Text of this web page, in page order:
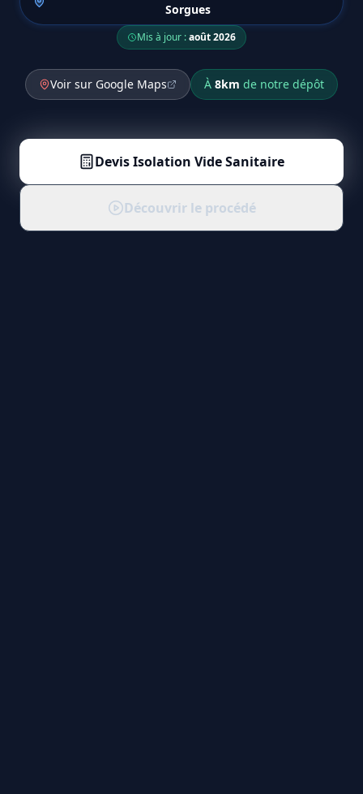
Sorgues
Mis à jour :août 2026
Voir sur Google Maps À 8km de notre dépôt
DevisIsolation Vide Sanitaire
Découvrir le procédé